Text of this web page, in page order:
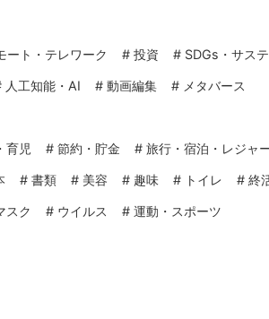
ート・テレワーク # 投資 # SDGs・サス
人工知能・AI # 動画編集 # メタバース
育児 # 節約・貯金 # 旅行・宿泊・レジャ
# 書類 # 美容 # 趣味 # トイレ # 終
スク # ウイルス # 運動・スポーツ